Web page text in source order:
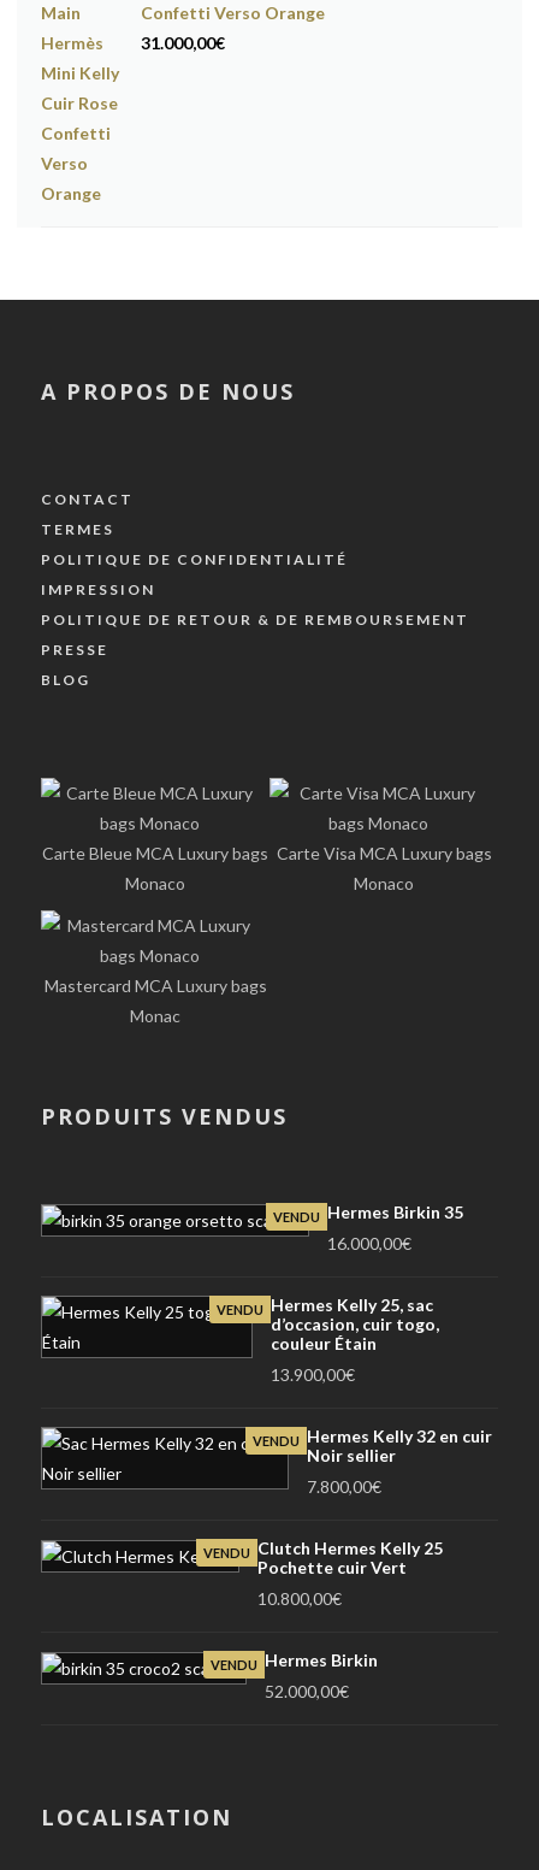
Confetti Verso Orange
31.000,00€
A PROPOS DE NOUS
CONTACT
TERMES
POLITIQUE DE CONFIDENTIALITÉ
IMPRESSION
POLITIQUE DE RETOUR & DE REMBOURSEMENT
PRESSE
BLOG
Carte Bleue MCA Luxury bags
Monaco
Carte Visa MCA Luxury bags
Monaco
Mastercard MCA Luxury bags
Monac
PRODUITS VENDUS
VENDU
Hermes Birkin 35
16.000,00€
VENDU
Hermes Kelly 25, sac
d’occasion, cuir togo,
couleur Étain
13.900,00€
VENDU
Hermes Kelly 32 en cuir
Noir sellier
7.800,00€
VENDU
Clutch Hermes Kelly 25
Pochette cuir Vert
10.800,00€
VENDU
Hermes Birkin
52.000,00€
LOCALISATION